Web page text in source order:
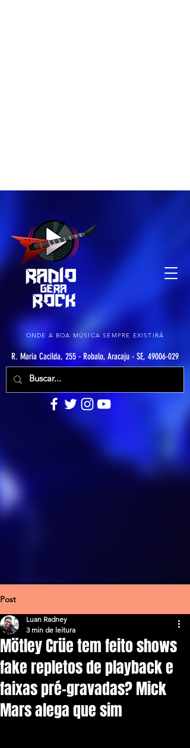
ONDE A BOA MÚSICA SEMPRE EXISTIRÁ
R. Maria Cacilda, 255 - Robalo, Aracaju - SE, 49006-029
Post
Mötley Crüe tem feito shows
fake repletos de playback e
faixas pré-gravadas? Mick
Mars alega que sim
Luan Radney
3 min de leitura